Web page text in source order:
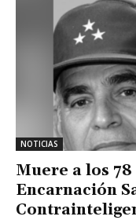
NOTICIAS
Muere a los
Encarnación